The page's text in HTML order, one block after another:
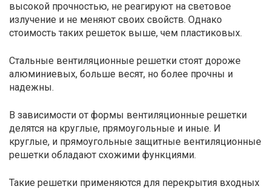
высокой прочностью, не реагируют на световое
излучение и не меняют своих свойств. Однако
стоимость таких решеток выше, чем пластиковых.
Стальные вентиляционные решетки стоят дороже
алюминиевых, больше весят, но более прочны и
надежны.
В зависимости от формы вентиляционные решетки
делятся на круглые, прямоугольные и иные. И
круглые, и прямоугольные защитные вентиляционные
решетки обладают схожими функциями.
Такие решетки применяются для перекрытия входных